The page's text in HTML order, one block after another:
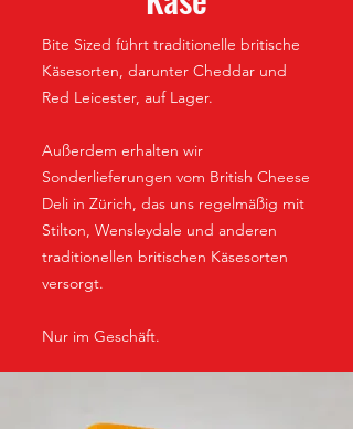
Bite Sized führt traditionelle britische
Käsesorten, darunter Cheddar und
Red Leicester, auf Lager.
Außerdem erhalten wir
Sonderlieferungen vom British Cheese
Deli in Zürich, das uns regelmäßig mit
Stilton, Wensleydale und anderen
traditionellen britischen Käsesorten
versorgt.
Nur im Geschäft.